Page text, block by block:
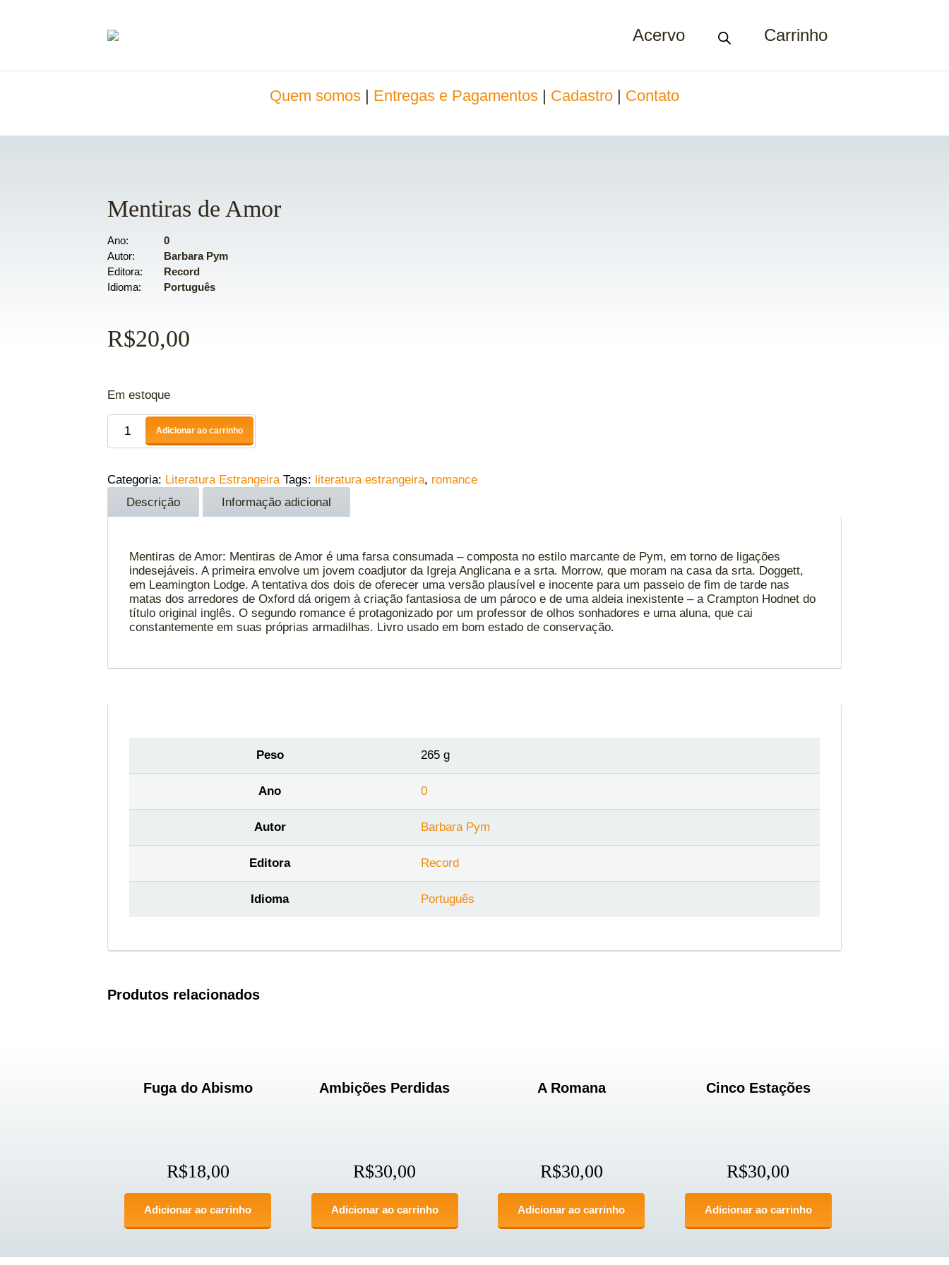
Acervo Carrinho
Quem somos Entregas e Pagamentos Cadastro Contato
Mentiras de Amor
Ano
0
Autor
Barbara Pym
Editora
Record
Idioma
Português
R$20,00
Em estoque
Adicionar ao carrinho
Categoria: Literatura Estrangeira Tags: literatura estrangeira, romance
Descrição
Informação adicional
Mentiras de Amor: Mentiras de Amor é uma farsa consumada – composta no estilo marcante de Pym, em torno de ligações
indesejáveis. A primeira envolve um jovem coadjutor da Igreja Anglicana e a srta. Morrow, que moram na casa da srta. Doggett,
em Leamington Lodge. A tentativa dos dois de oferecer uma versão plausível e inocente para um passeio de fim de tarde nas
matas dos arredores de Oxford dá origem à criação fantasiosa de um pároco e de uma aldeia inexistente – a Crampton Hodnet do
título original inglês. O segundo romance é protagonizado por um professor de olhos sonhadores e uma aluna, que cai
constantemente em suas próprias armadilhas. Livro usado em bom estado de conservação.
Peso 265 g
Ano 0
Autor Barbara Pym
Editora Record
Idioma Português
Produtos relacionados
Fuga do Abismo
R$18,00
Adicionar ao carrinho
Ambições Perdidas
R$30,00
Adicionar ao carrinho
A Romana
R$30,00
Adicionar ao carrinho
Cinco Estações
R$30,00
Adicionar ao carrinho